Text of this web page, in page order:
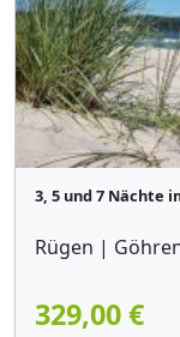
3, 5 und 7 Nächte
Rügen |
329,00 €